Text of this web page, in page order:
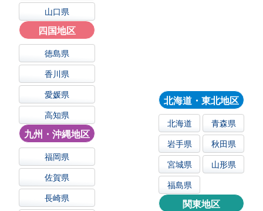
北海道・東北地区
北海道
青森県
岩手県
秋田県
宮城県
山形県
福島県
関東地区
山口県
四国地区
徳島県
香川県
愛媛県
高知県
九州・沖縄地区
福岡県
佐賀県
長崎県